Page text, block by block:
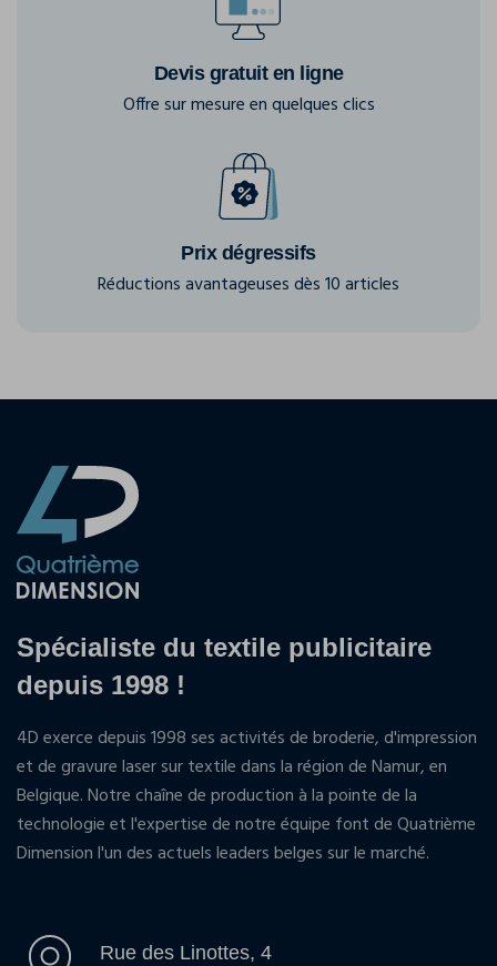
Devis gratuit en ligne
Offre sur mesure en quelques clics
Prix dégressifs
Réductions avantageuses dès 10 articles
Spécialiste du textile publicitaire
depuis 1998 !
4D exerce depuis 1998 ses activités de broderie, d'impression
et de gravure laser sur textile dans la région de Namur, en
Belgique. Notre chaîne de production à la pointe de la
technologie et l'expertise de notre équipe font de Quatrième
Dimension l'un des actuels leaders belges sur le marché.
Rue des Linottes, 4